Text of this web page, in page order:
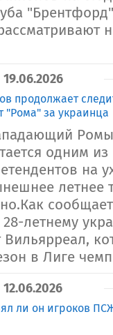
19.06.2026
продолжает
"Рома" за украинца
одним
на
летнее
летнему
в Лиге
12.06.2026
ли он игроков